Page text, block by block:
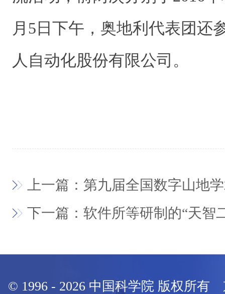
月5日 下午，奥地利代表团还
人自动化股份有限公司。
上一篇：第九届全国数字山地
下一篇：软件所等研制的“天智
© 1996 - 2026 中国科学院 版权所有